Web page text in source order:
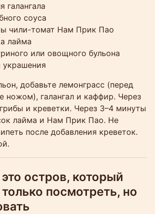
галангала
соуса
чили-томат Нам Прик Пао
лайма
или овощного бульона
украшения
добавьте лемонграсс (перед
ножом), галангал и каффир. Через
и креветки. Через 3–4 минуты
лайма и Нам Прик Пао. Не
после добавления креветок.
остров, который
посмотреть, но